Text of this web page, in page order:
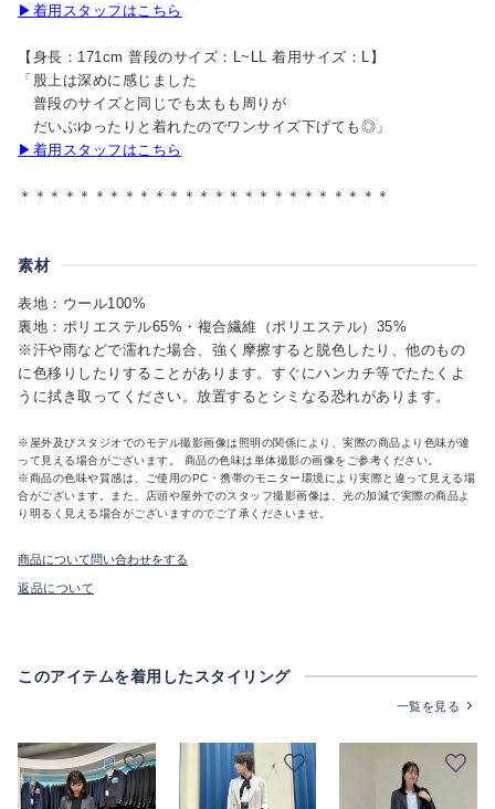
▶着用スタッフはこちら
【身長：171cm 普段のサイズ：L~LL 着用サイズ：L】
「股上は深めに感じました
普段のサイズと同じでも太もも周りが
だいぶゆったりと着れたのでワンサイズ下げても◎」
▶着用スタッフはこちら
＊＊＊＊＊＊＊＊＊＊＊＊＊＊＊＊＊＊＊＊＊＊＊＊＊
素材
表地：ウール100%
裏地：ポリエステル65%・複合繊維（ポリエステル）35%
※汗や雨などで濡れた場合、強く摩擦すると脱色したり、他のもの
に色移りしたりすることがあります。すぐにハンカチ等でたたくよ
うに拭き取ってください。放置するとシミなる恐れがあります。
※屋外及びスタジオでのモデル撮影画像は照明の関係により、実際の商品より色味が違
って見える場合がございます。 商品の色味は単体撮影の画像をご参考ください。
※商品の色味や質感は、ご使用のPC・携帯のモニター環境により実際と違って見える場
合がございます。また、店頭や屋外でのスタッフ撮影画像は、光の加減で実際の商品よ
り明るく見える場合がございますのでご了承くださいませ。
商品について問い合わせをする
返品について
このアイテムを着用したスタイリング
一覧を見る